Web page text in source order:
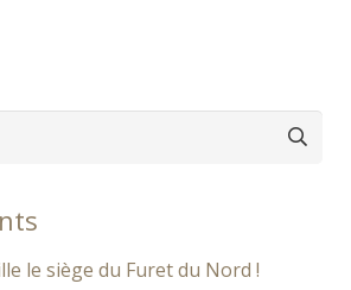
le siège du Furet du Nord !